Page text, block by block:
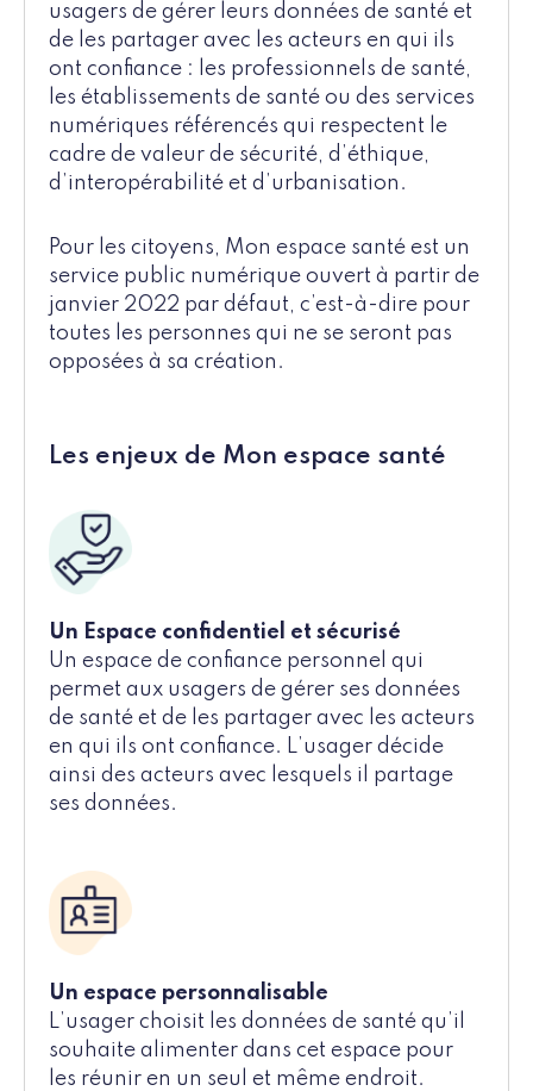
usagers de gérer leurs données de santé et
de les partager avec les acteurs en qui ils
ont confiance : les professionnels de santé,
les établissements de santé ou des services
numériques référencés qui respectent le
cadre de valeur de sécurité, d’éthique,
d’interopérabilité et d’urbanisation.
Pour les citoyens, Mon espace santé est un
service public numérique ouvert à partir de
janvier 2022 par défaut, c’est-à-dire pour
toutes les personnes qui ne se seront pas
opposées à sa création.
Les enjeux de Mon espace santé
Un Espace confidentiel et sécurisé
Un espace de confiance personnel qui
permet aux usagers de gérer ses données
de santé et de les partager avec les acteurs
en qui ils ont confiance. L’usager décide
ainsi des acteurs avec lesquels il partage
ses données.
Un espace personnalisable
L’usager choisit les données de santé qu’il
souhaite alimenter dans cet espace pour
les réunir en un seul et même endroit.